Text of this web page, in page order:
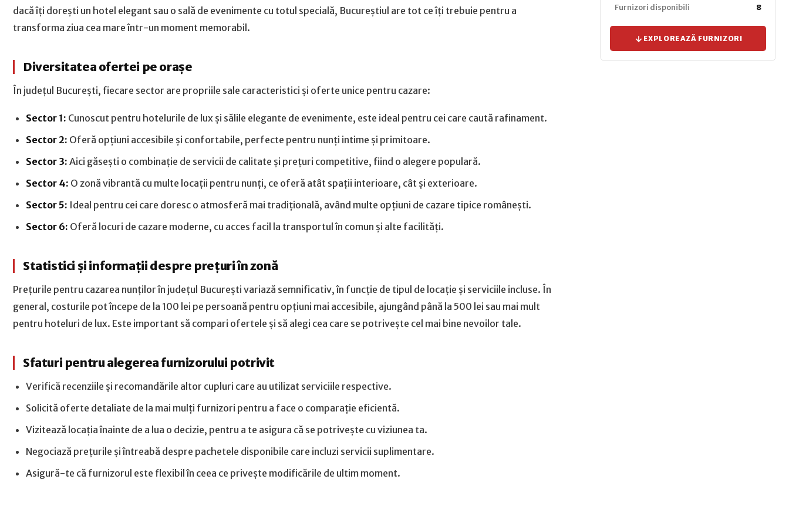
dacă îți dorești un hotel elegant sau o sală de evenimente cu totul specială, Bucureștiul are tot ce îți trebuie pentru a
transforma ziua cea mare într-un moment memorabil.
Diversitatea ofertei pe orașe
În județul București, fiecare sector are propriile sale caracteristici și oferte unice pentru cazare:
Sector 1: Cunoscut pentru hotelurile de lux și sălile elegante de evenimente, este ideal pentru cei care caută rafinament.
Sector 2: Oferă opțiuni accesibile și confortabile, perfecte pentru nunți intime și primitoare.
Sector 3: Aici găsești o combinație de servicii de calitate și prețuri competitive, fiind o alegere populară.
Sector 4: O zonă vibrantă cu multe locații pentru nunți, ce oferă atât spații interioare, cât și exterioare.
Sector 5: Ideal pentru cei care doresc o atmosferă mai tradițională, având multe opțiuni de cazare tipice românești.
Sector 6: Oferă locuri de cazare moderne, cu acces facil la transportul în comun și alte facilități.
Statistici și informații despre prețuri în zonă
Prețurile pentru cazarea nunților în județul București variază semnificativ, în funcție de tipul de locație și serviciile incluse. În
general, costurile pot începe de la 100 lei pe persoană pentru opțiuni mai accesibile, ajungând până la 500 lei sau mai mult
pentru hoteluri de lux. Este important să compari ofertele și să alegi cea care se potrivește cel mai bine nevoilor tale.
Sfaturi pentru alegerea furnizorului potrivit
Verifică recenziile și recomandările altor cupluri care au utilizat serviciile respective.
Solicită oferte detaliate de la mai mulți furnizori pentru a face o comparație eficientă.
Vizitează locația înainte de a lua o decizie, pentru a te asigura că se potrivește cu viziunea ta.
Negociază prețurile și întreabă despre pachetele disponibile care incluzi servicii suplimentare.
Asigură-te că furnizorul este flexibil în ceea ce privește modificările de ultim moment.
Furnizori disponibili 8
EXPLOREAZĂ FURNIZORI